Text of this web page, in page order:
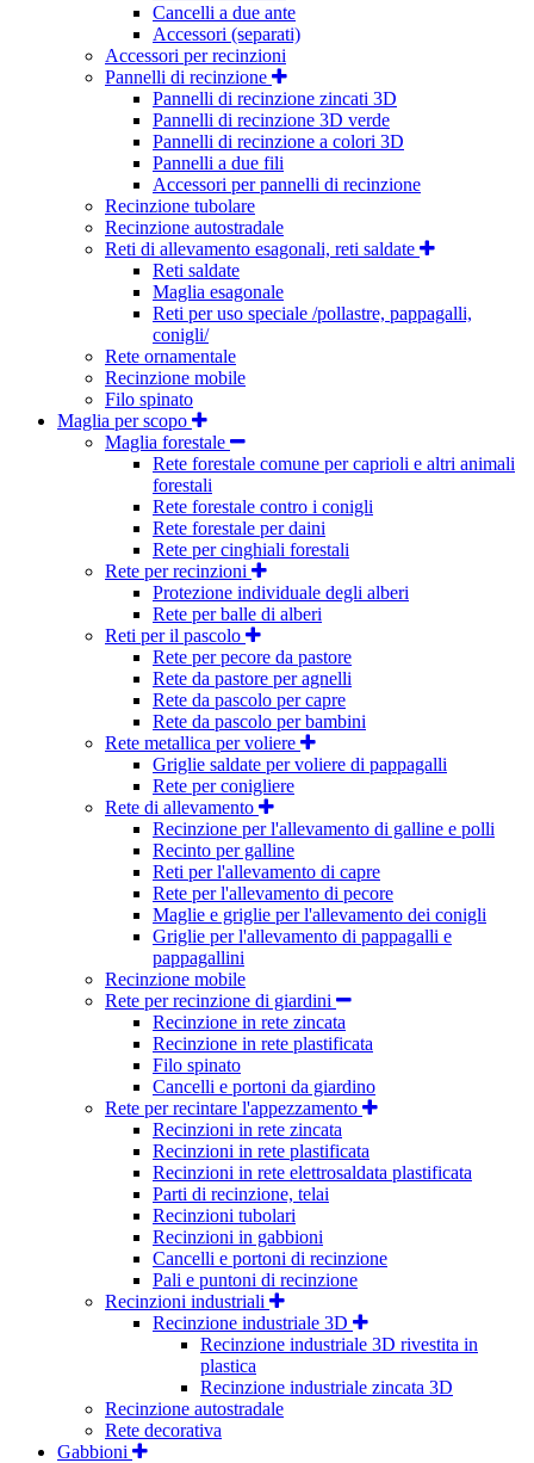
Cancelli a due ante
Accessori (separati)
Accessori per recinzioni
Pannelli di recinzione
Pannelli di recinzione zincati 3D
Pannelli di recinzione 3D verde
Pannelli di recinzione a colori 3D
Pannelli a due fili
Accessori per pannelli di recinzione
Recinzione tubolare
Recinzione autostradale
Reti di allevamento esagonali, reti saldate
Reti saldate
Maglia esagonale
Reti per uso speciale /pollastre, pappagalli,
conigli/
Rete ornamentale
Recinzione mobile
Filo spinato
Maglia per scopo
Maglia forestale
Rete forestale comune per caprioli e altri animali
forestali
Rete forestale contro i conigli
Rete forestale per daini
Rete per cinghiali forestali
Rete per recinzioni
Protezione individuale degli alberi
Rete per balle di alberi
Reti per il pascolo
Rete per pecore da pastore
Rete da pastore per agnelli
Rete da pascolo per capre
Rete da pascolo per bambini
Rete metallica per voliere
Griglie saldate per voliere di pappagalli
Rete per conigliere
Rete di allevamento
Recinzione per l'allevamento di galline e polli
Recinto per galline
Reti per l'allevamento di capre
Rete per l'allevamento di pecore
Maglie e griglie per l'allevamento dei conigli
Griglie per l'allevamento di pappagalli e
pappagallini
Recinzione mobile
Rete per recinzione di giardini
Recinzione in rete zincata
Recinzione in rete plastificata
Filo spinato
Cancelli e portoni da giardino
Rete per recintare l'appezzamento
Recinzioni in rete zincata
Recinzioni in rete plastificata
Recinzioni in rete elettrosaldata plastificata
Parti di recinzione, telai
Recinzioni tubolari
Recinzioni in gabbioni
Cancelli e portoni di recinzione
Pali e puntoni di recinzione
Recinzioni industriali
Recinzione industriale 3D
Recinzione industriale 3D rivestita in
plastica
Recinzione industriale zincata 3D
Recinzione autostradale
Rete decorativa
Gabbioni